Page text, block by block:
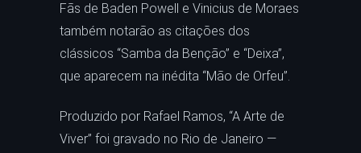
Fãs de Baden Powell e Vinicius de Moraes
também notarão as citações dos
clássicos “Samba da Benção” e “Deixa”,
que aparecem na inédita “Mão de Orfeu”.
Produzido por Rafael Ramos, “A Arte de
Viver” foi gravado no Rio de Janeiro —